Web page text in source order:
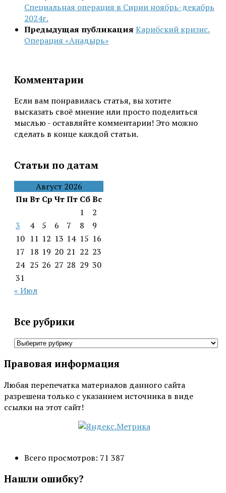
Специальная операция в Сирии ноябрь-декабрь
2024г.
Предыдущая публикация Карибский кризис.
Операция «Анадырь»
Комментарии
Если вам понравилась статья, вы хотите
высказать своё мнение или просто поделиться
мыслью - оставляйте комментарии! Это можно
сделать в конце каждой статьи.
Статьи по датам
Август 2026
ПнВт Ср ЧтПт СбВс
1
2
3
4 5 6 7 8
9
10 11 12 13 14 15 16
17 18 19 20 21 22 23
24 25 26 27 28 29 30
31
« Июл
Все рубрики
Все
Правовая информация
Любая перепечатка материалов данного сайта
разрешена только с указанием источника в виде
ссылки на этот сайт!
Всего просмотров: 71 387
Нашли ошибку?